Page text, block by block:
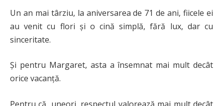
Un an mai târziu, la aniversarea de 71 de ani, fiicele ei
au venit cu flori și o cină simplă, fără lux, dar cu
sinceritate.
Și pentru Margaret, asta a însemnat mai mult decât
orice vacanță.